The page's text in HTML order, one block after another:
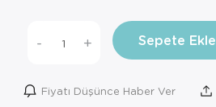
- + Sepete Ekle
Fiyatı Düşünce Haber Ver